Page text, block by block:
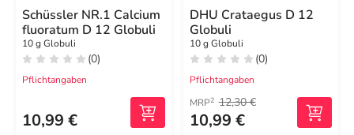
Schüssler NR.1 Calcium
fluoratum D 12 Globuli
10 g Globuli
(0)
Pflichtangaben
10,99 €
DHU Crataegus D 12
Globuli
10 g Globuli
(0)
Pflichtangaben
MRP2 12,30 €
10,99 €